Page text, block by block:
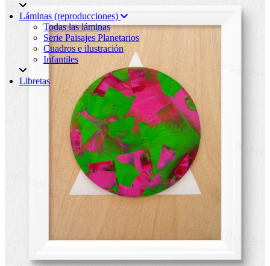
Láminas (reproducciones)
Todas las láminas
Serie Paisajes Planetarios
Cuadros e ilustración
Infantiles
Libretas